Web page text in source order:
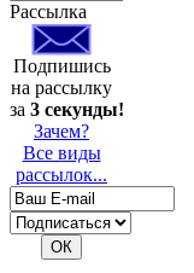
Рассылка
Подпишись
на рассылку
за 3 секунды!
Зачем?
Все виды
рассылок...